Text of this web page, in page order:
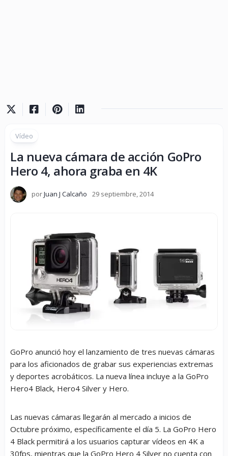
Vídeo
La nueva cámara de acción GoPro
Hero 4, ahora graba en 4K
porJuan J Calcaño 29 septiembre, 2014
GoPro anunció hoy el lanzamiento de tres nuevas cámaras
para los aficionados de grabar sus experiencias extremas
y deportes acrobáticos. La nueva línea incluye a la GoPro
Hero4 Black, Hero4 Silver y Hero.
Las nuevas cámaras llegarán al mercado a inicios de
Octubre próximo, específicamente el día 5. La GoPro Hero
4 Black permitirá a los usuarios capturar vídeos en 4K a
30fps, mientras que la GoPro Hero 4 Silver no cuenta con